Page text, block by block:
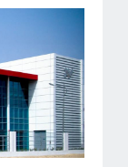
نستخدمها، أن